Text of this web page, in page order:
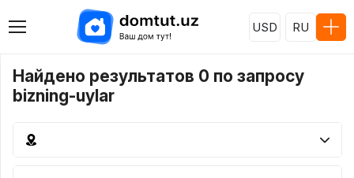
USD RU
Найдено результатов 0 по запросу
bizning-uylar